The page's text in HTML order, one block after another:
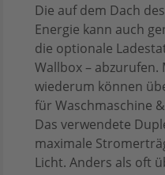
Die auf dem Dach
Energie kann auch
die optionale
Wallbox – abzurufen.
wiederum können
für Waschmaschine
Das verwendete
maximale
Licht. Anders als oft